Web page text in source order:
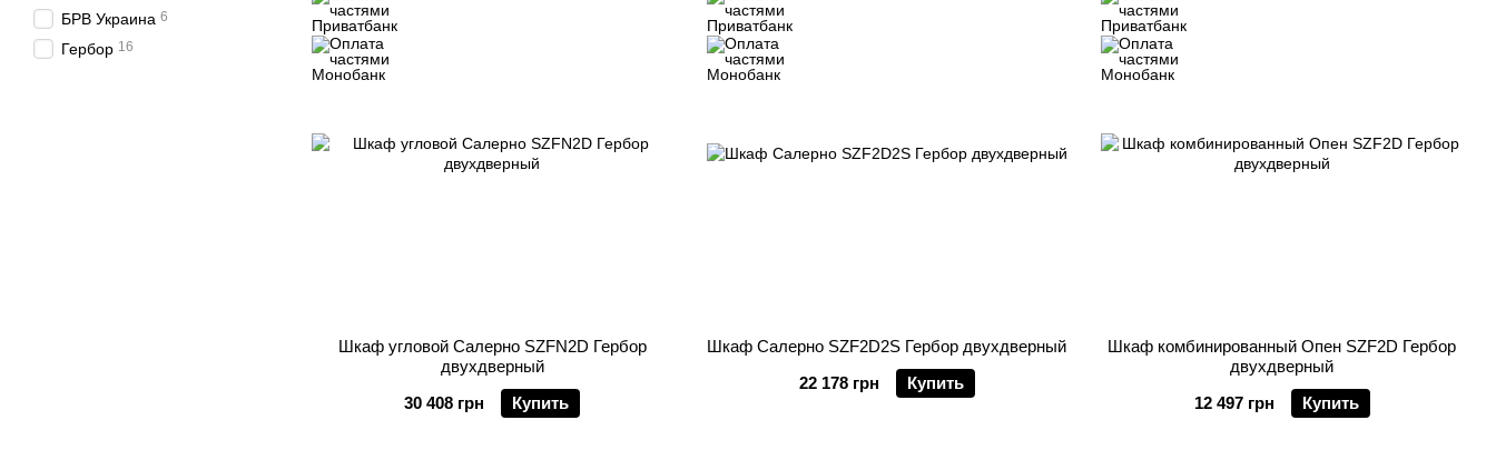
Шкаф угловой Салерно SZFN2D Гербор
двухдверный
30 408 грн
Купить
Шкаф Салерно SZF2D2S Гербор двухдверный
22 178 грн
Купить
Шкаф комбинированный Опен SZF2D Гербор
двухдверный
12 497 грн
Купить
БРВ Украина 6
Гербор 16